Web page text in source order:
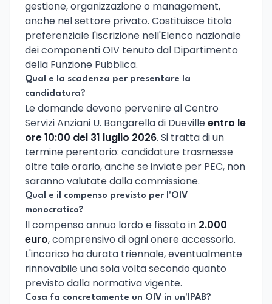
gestione, organizzazione o management,
anche nel settore privato. Costituisce titolo
preferenziale l'iscrizione nell'Elenco nazionale
dei componenti OIV tenuto dal Dipartimento
della Funzione Pubblica.
Qual e la scadenza per presentare la
candidatura?
Le domande devono pervenire al Centro
Servizi Anziani U. Bangarella di Duevilleentro le
ore 10:00 del 31 luglio 2026. Si tratta di un
termine perentorio: candidature trasmesse
oltre tale orario, anche se inviate per PEC, non
saranno valutate dalla commissione.
Qual e il compenso previsto per l'OIV
monocratico?
Il compenso annuo lordo e fissato in 2.000
euro, comprensivo di ogni onere accessorio.
L'incarico ha durata triennale, eventualmente
rinnovabile una sola volta secondo quanto
previsto dalla normativa vigente.
Cosa fa concretamente un OIV in un'IPAB?